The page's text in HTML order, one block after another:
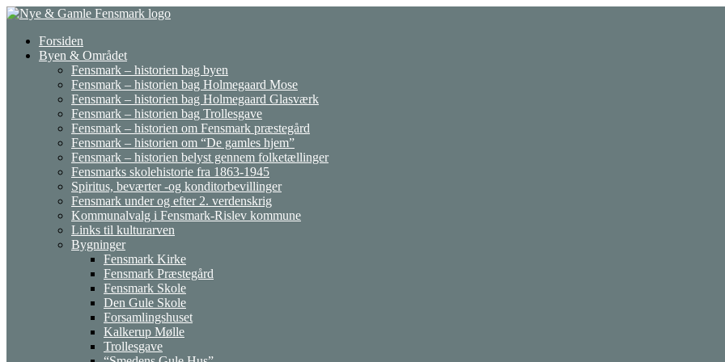
Gå
indholdForsiden
Byen & Området
Fensmark – historien bag byen
Fensmark – historien bag Holmegaard Mose
Fensmark – historien bag Holmegaard Glasværk
Fensmark – historien bag Trollesgave
Fensmark – historien om Fensmark præstegård
Fensmark – historien om “De gamles hjem”
Fensmark – historien belyst gennem folketællinger
Fensmarks skolehistorie fra 1863-1945
Spiritus, beværter -og konditorbevillinger
Fensmark under og efter 2. verdenskrig
Kommunalvalg i Fensmark-Rislev kommune
Links til kulturarven
Bygninger
Fensmark Kirke
Fensmark Præstegård
Fensmark Skole
Den Gule Skole
Forsamlingshuset
Kalkerup Mølle
Trollesgave